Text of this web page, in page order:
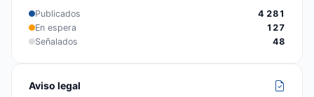
Publicados
4 281
En espera
127
Señalados
48
Aviso legal